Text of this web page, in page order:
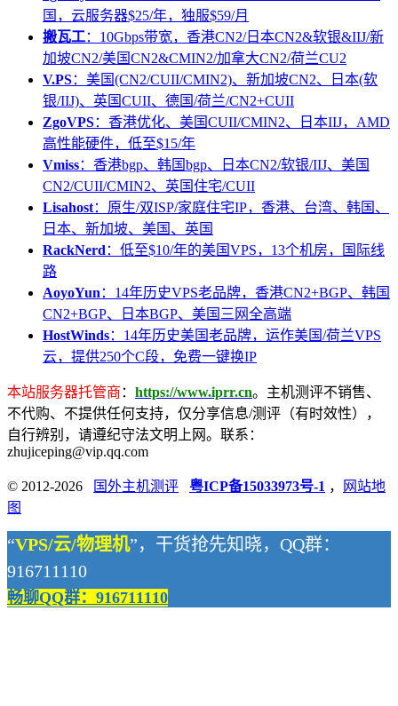
国，云服务器$25/年，独服$59/月
搬瓦工：10Gbps带宽，香港CN2/日本CN2&软银&IIJ/新
加坡CN2/美国CN2&CMIN2/加拿大CN2/荷兰CU2
V.PS：美国(CN2/CUII/CMIN2)、新加坡CN2、日本(软
银/IIJ)、英国CUII、德国/荷兰/CN2+CUII
ZgoVPS：香港优化、美国CUII/CMIN2、日本IIJ，AMD
高性能硬件，低至$15/年
Vmiss：香港bgp、韩国bgp、日本CN2/软银/IIJ、美国
CN2/CUII/CMIN2、英国住宅/CUII
Lisahost：原生/双ISP/家庭住宅IP，香港、台湾、韩国、
日本、新加坡、美国、英国
RackNerd ：低至$10/年的美国VPS，13个机房，国际线
路
AoyoYun ：14年历史VPS老品牌，香港CN2+BGP、韩国
CN2+BGP、日本BGP、美国三网全高端
HostWinds：14年历史美国老品牌，运作美国/荷兰VPS
云，提供250个C段，免费一键换IP
本站服务器托管商 ： https://www.iprr.cn。主机测评不销售、
不代购、不提供任何支持，仅分享信息/测评（有时效性），
自行辨别，请遵纪守法文明上网。联系：
zhujiceping@vip.qq.com
© 2012-2026 国外主机测评 粤ICP备15033973号-1 ，
网站地
图
“VPS/云/物理机”，干货抢先知晓，QQ群：
916711110
畅聊QQ群：916711110